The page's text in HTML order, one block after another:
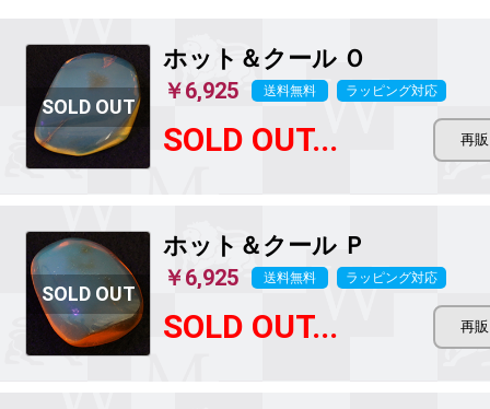
ホット＆クール Ｏ
￥6,925 送料無料 ラッピング対応
SOLD OUT...
ホット＆クール Ｐ
￥6,925 送料無料 ラッピング対応
SOLD OUT...